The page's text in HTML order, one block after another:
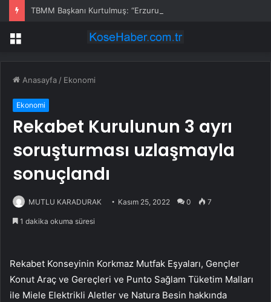
Menü
Anasayfa / Ekonomi
Ekonomi
Rekabet Kurulunun 3 ayrı
soruşturması uzlaşmayla
sonuçlandı
MUTLU KARADURAK Kasım 25, 2022 0 7
1 dakika okuma süresi
Rekabet Konseyinin Korkmaz Mutfak Eşyaları, Gençler
Konut Araç ve Gereçleri ve Punto Sağlam Tüketim Malları
ile Miele Elektrikli Aletler ve Natura Besin hakkında